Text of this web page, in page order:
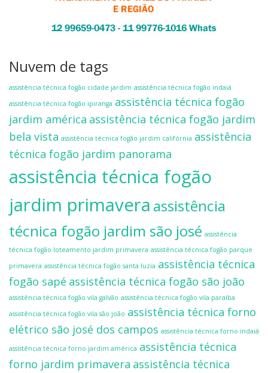
Nuvem de tags
assistência técnica fogão cidade jardim assistência técnica fogão indaiá
assistência técnica fogão ipiranga assistência técnica fogão
jardim américa assistência técnica fogão jardim
bela vista assistência técnica fogão jardim califórnia assistência
técnica fogão jardim panorama
assistência técnica fogão
jardim primavera assistência
técnica fogão jardim são josé assistência
técnica fogão loteamento jardim primavera assistência técnica fogão parque
primavera assistência técnica fogão santa luzia assistência técnica
fogão sapé assistência técnica fogão são joão
assistência técnica fogão vila galvão assistência técnica fogão vila paraíba
assistência técnica fogão vila são joão assistência técnica forno
elétrico são josé dos campos assistência técnica forno indaiá
assistência técnica forno jardim américa assistência técnica
forno jardim primavera assistência técnica